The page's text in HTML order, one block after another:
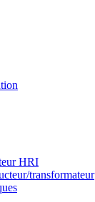
HRI
transformateur